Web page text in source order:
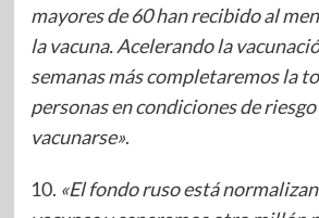
mayores de 60 han recibido al
la vacuna. Acelerando la
semanas más completaremos la
personas en condiciones de
vacunarse».
10. «El fondo ruso está